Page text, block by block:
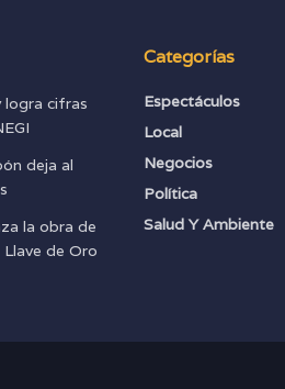
logra cifras
deja al
la obra de
de Oro
Categorías
Espectáculos
Local
Negocios
Política
Salud Y Ambiente